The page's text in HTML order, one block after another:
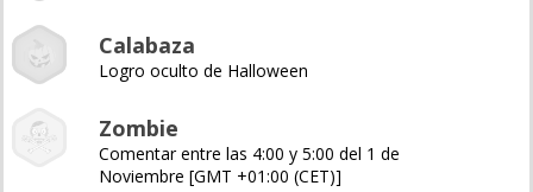
Calabaza
Logro oculto de Halloween
Zombie
Comentar entre las 4:00 y 5:00 del 1 de
Noviembre [GMT +01:00 (CET)]